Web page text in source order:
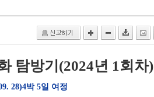
탐방기(2024년 1회차)
28)4박 5일 여정